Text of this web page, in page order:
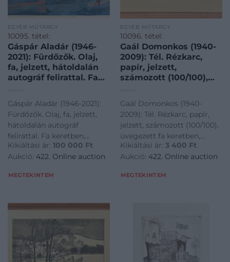
EGYÉB MŰTÁRGY
10095. tétel:
Gáspár Aladár (1946-
2021): Fürdőzők. Olaj,
fa, jelzett, hátoldalán
autográf felirattal. Fa
Gáspár Aladár (1946-2021):
Fürdőzők. Olaj, fa, jelzett,
hátoldalán autográf
felirattal. Fa keretben,
84,5×104 cm<a
href="https://www.darabanth.com/hu/gyorsarveres/422/
grafikak~500001/Gaspar-
Kikiáltási ár: 100 000 Ft
Aukció: 422. Online auction
MEGTEKINTEM
EGYÉB MŰTÁRGY
10096. tétel:
Gaál Domonkos (1940-
2009): Tél. Rézkarc,
papír, jelzett,
számozott (100/100),
Gaál Domonkos (1940-
2009): Tél. Rézkarc, papír,
jelzett, számozott (100/100),
üvegezett fa keretben,
30×40 cm<a
href="https://
grafikak~500001/Gaal-
Kikiáltási ár: 3 400 Ft
Aukció: 422. Online auction
MEGTEKINTEM